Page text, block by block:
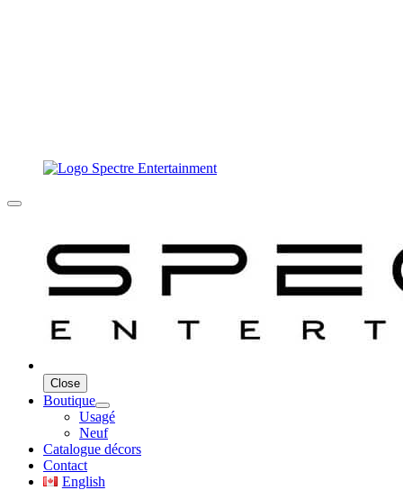
Close
Boutique
Usagé
Neuf
Catalogue décors
Contact
English